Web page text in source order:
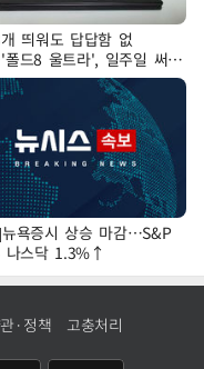
띄워도 답답함 없
드8 울트라', 일주일 써보
욕증시 상승 마감…S&P
나스닥 1.3%↑
·정책 고충처리